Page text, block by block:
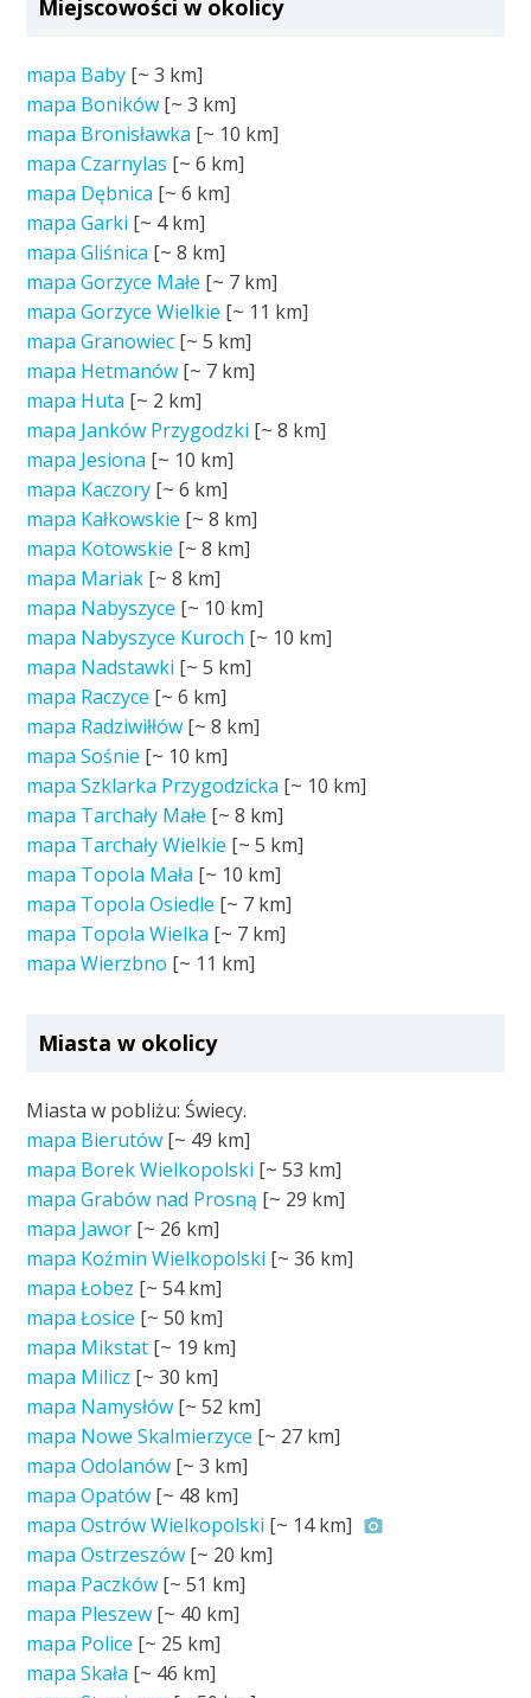
Miejscowości w okolicy
mapa Baby [~3 km]
mapa Boników [~3 km]
mapa Bronisławka [~ 10 km]
mapa Czarnylas [~6 km]
mapa Dębnica [~6 km]
mapa Garki [~ 4 km]
mapa Gliśnica [~8 km]
mapa Gorzyce Małe [~ 7 km]
mapa Gorzyce Wielkie [~ 11 km]
mapa Granowiec [~5 km]
mapa Hetmanów [~ 7 km]
mapa Huta [~ 2 km]
mapa Janków Przygodzki [~8 km]
mapa Jesiona [~ 10 km]
mapa Kaczory [~6 km]
mapa Kałkowskie [~8 km]
mapa Kotowskie [~8 km]
mapa Mariak [~8 km]
mapa Nabyszyce [~ 10 km]
mapa Nabyszyce Kuroch [~ 10 km]
mapa Nadstawki [~5 km]
mapa Raczyce [~6 km]
mapa Radziwiłłów [~8 km]
mapa Sośnie [~ 10 km]
mapa Szklarka Przygodzicka [~ 10 km]
mapa Tarchały Małe [~8 km]
mapa Tarchały Wielkie [~5 km]
mapa Topola Mała [~ 10 km]
mapa Topola Osiedle [~ 7 km]
mapa Topola Wielka [~ 7 km]
mapa Wierzbno [~ 11 km]
Miasta w okolicy
Miasta w pobliżu: Świecy.
mapa Bierutów [~ 49 km]
mapa Borek Wielkopolski [~53 km]
mapa Grabów nad Prosną [~ 29 km]
mapa Jawor [~ 26 km]
mapa Koźmin Wielkopolski [~36 km]
mapa Łobez [~54 km]
mapa Łosice [~50 km]
mapa Mikstat [~ 19 km]
mapa Milicz [~30 km]
mapa Namysłów [~52 km]
mapa Nowe Skalmierzyce [~ 27 km]
mapa Odolanów [~3 km]
mapa Opatów [~ 48 km]
mapa Ostrów Wielkopolski [~ 14 km]
mapa Ostrzeszów [~ 20 km]
mapa Paczków [~51 km]
mapa Pleszew [~ 40 km]
mapa Police [~ 25 km]
mapa Skała [~ 46 km]